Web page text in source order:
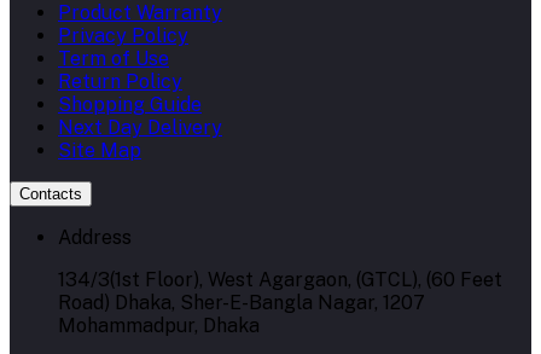
Product Warranty
Privacy Policy
Term of Use
Return Policy
Shopping Guide
Next Day Delivery
Site Map
Contacts
Address
134/3(1st Floor), West Agargaon, (GTCL), (60 Feet
Road) Dhaka, Sher-E-Bangla Nagar, 1207
Mohammadpur, Dhaka